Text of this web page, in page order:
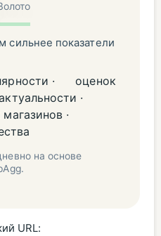
показатели
·
оценок
·
·
на основе
URL: